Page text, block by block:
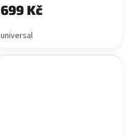
699 Kč
universal